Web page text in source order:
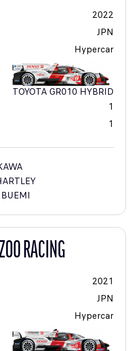
2022
JPN
Hypercar
TOYOTA GR010 HYBRID
1
1
BUEMI
RACING
2021
JPN
Hypercar